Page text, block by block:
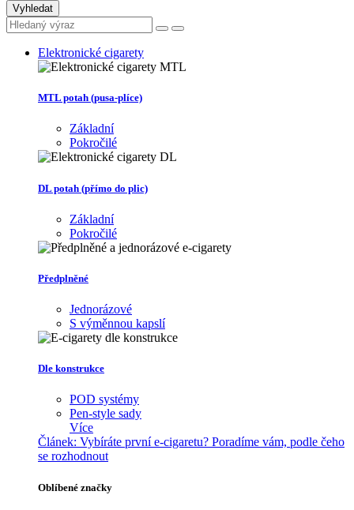
Vyhledat
Elektronické cigarety
MTL potah (pusa-plíce)
Základní
Pokročilé
DL potah (přímo do plic)
Základní
Pokročilé
Předplněné
Jednorázové
S výměnnou kapslí
Dle konstrukce
POD systémy
Pen-style sady
Více
Článek: Vybíráte první e-cigaretu? Poradíme vám, podle čeho
se rozhodnout
Oblíbené značky